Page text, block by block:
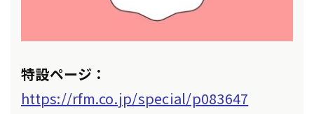
特設ページ：
https://rfm.co.jp/special/p083647